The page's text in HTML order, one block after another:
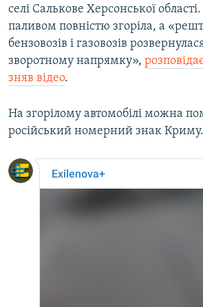
селі Салькове Херсонської
паливом повністю згоріла, а
бензовозів і газовозів
зворотному напрямку»,
зняв відео.
На згорілому автомобілі можна
російський номерний знак Криму.